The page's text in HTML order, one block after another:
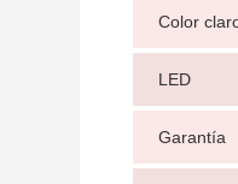
Color
LED
Garantía